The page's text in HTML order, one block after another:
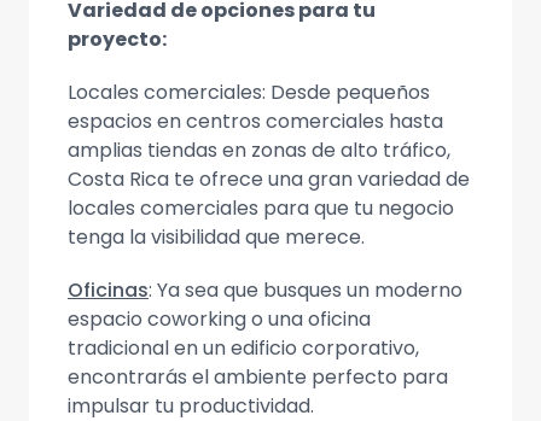
Variedad de opciones para tu
proyecto:
Locales comerciales: Desde pequeños
espacios en centros comerciales hasta
amplias tiendas en zonas de alto tráfico,
Costa Rica te ofrece una gran variedad de
locales comerciales para que tu negocio
tenga la visibilidad que merece.
Oficinas: Ya sea que busques un moderno
espacio coworking o una oficina
tradicional en un edificio corporativo,
encontrarás el ambiente perfecto para
impulsar tu productividad.